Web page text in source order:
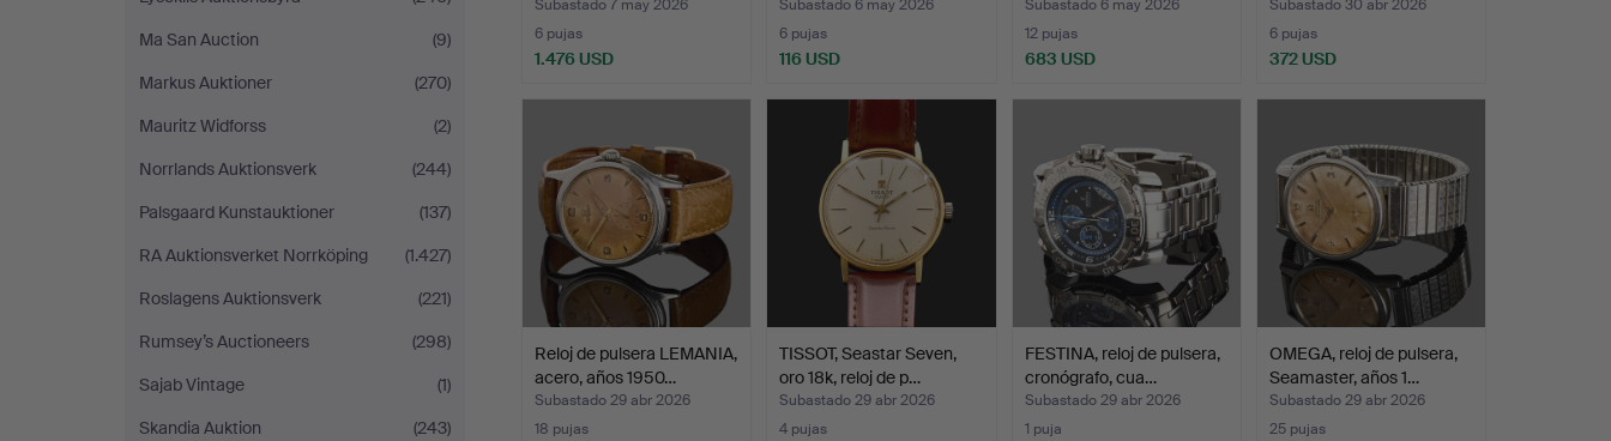
Ma San Auction
(9)
Markus Auktioner
(270)
Mauritz Widforss
(2)
Norrlands Auktionsverk
(244)
Palsgaard Kunstauktioner
(137)
RA Auktionsverket Norrköping
(1.427)
Roslagens Auktionsverk
(221)
Rumsey’s Auctioneers
(298)
Sajab Vintage
(1)
Skandia Auktion
(243)
de…
Subastado 7 may 2026
6 pujas
1.476 USD
Subastado 6 may 2026
6 pujas
116 USD
Subastado 6 may 2026
12 pujas
683 USD
Subastado 30 abr 2026
6 pujas
372 USD
Reloj de pulsera LEMANIA,
acero, años 1950…
Subastado 29 abr 2026
18 pujas
TISSOT, Seastar Seven,
oro 18k, reloj de p…
Subastado 29 abr 2026
4 pujas
FESTINA, reloj de pulsera,
cronógrafo, cua…
Subastado 29 abr 2026
1 puja
OMEGA, reloj de pulsera,
Seamaster, años 1…
Subastado 29 abr 2026
25 pujas